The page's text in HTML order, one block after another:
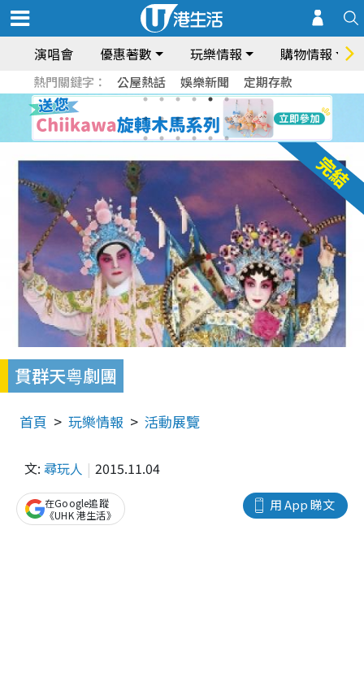
演唱會 優惠著數 玩樂情報 購物情報
熱門關鍵字： 公屋熱話 娛樂新聞 定期存款
貫群天粤劇團
首頁 玩樂情報 活動展覽
文: 尋玩人 2015.11.04
用 App 睇文
在Google追蹤
《UHK 港生活》